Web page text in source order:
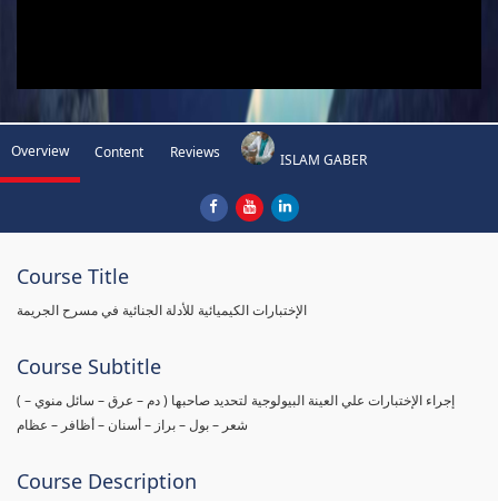
Overview Content Reviews ISLAM GABER
Course Title
الإختبارات الكيميائية للأدلة الجنائية في مسرح الجريمة
Course Subtitle
( إجراء الإختبارات علي العينة البيولوجية لتحديد صاحبها ( دم – عرق – سائل منوي –
شعر – بول – براز – أسنان – أظافر – عظام
Course Description